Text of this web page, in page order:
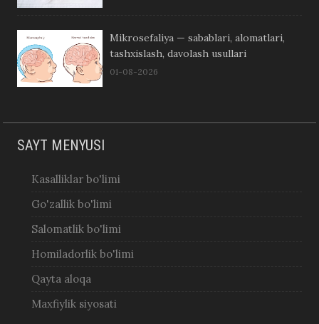
Mikrosefaliya — sabablari, alomatlari,
tashxislash, davolash usullari
01-08-2026
SAYT MENYUSI
Kasalliklar bo'limi
Go'zallik bo'limi
Salomatlik bo'limi
Homiladorlik bo'limi
Qayta aloqa
Maxfiylik siyosati